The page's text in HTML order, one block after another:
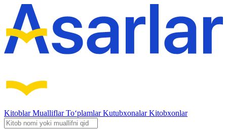
KitoblarMualliflarTo‘plamlarKutubxonalarKitobxonlar